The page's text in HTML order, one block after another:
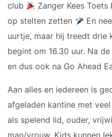
club
Zanger Kees
op stelten zetten
En
uurtje, maar hij treedt drie
begint om 16.30 uur. Na
en dus ook na Go Ahead
Aan alles en iedereen is
afgeladen kantine met
als spelend lid, ouder,
man/vrouw. Kids kunnen